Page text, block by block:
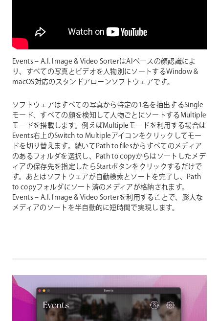
Events – A.I. Image & Video SorterはAIベースの顔認識によ
り、すべての写真とビデオを人物別にソートするWindow &
macOS対応のスタンドアローンソフトウェアです。
ソフトウェアはすべての写真から特定の1名を抽出するSingle
モード、すべての顔を検知して人物ごとにソートするMultiple
モードを搭載します。例えばMultipleモードを利用する場合は
Events右上のSwitch to Multipleアイコンをクリックしてモー
ドを切り替えます。続いてPath to filesからすべてのメディア
のあるフォルダを選択し、Path to copyからはソートしたメデ
ィアの保存先を指定したらStartボタンをクリックするだけで
す。あとはソフトウェアが自動検索とソートを完了し、Path
to copyフォルダにソート済のメディアが格納されます。
Events – A.I. Image & Video Sorterを利用することで、膨大な
メディアのソートを半自動的に短時間で実現します。